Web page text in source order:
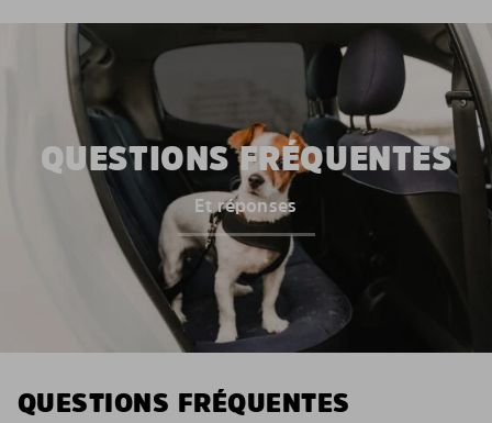
QUESTIONS FRÉQUENTES
Et réponses
QUESTIONS FRÉQUENTES